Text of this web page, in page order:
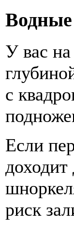
Водные
У вас
с
Если
риск